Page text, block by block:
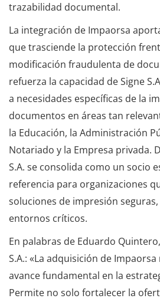
trazabilidad documental.
La integración de Impaorsa
que trasciende la protección
modificación fraudulenta de
refuerza la capacidad de Signe
a necesidades específicas de la
documentos en áreas tan
la Educación, la Administración
Notariado y la Empresa privada.
S.A. se consolida como un socio
referencia para organizaciones
soluciones de impresión
entornos críticos.
En palabras de Eduardo
S.A.: «La adquisición de
avance fundamental en la
Permite no solo fortalecer la